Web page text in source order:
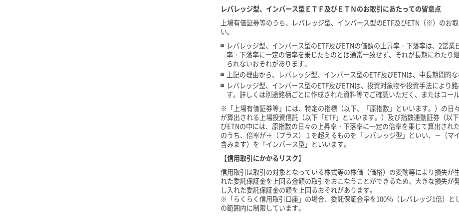
レバレッジ型、インバース型ＥＴＦ及びＥＴＮのお取引にあたっての留意点
上場有価証券等のうち、レバレッジ型、インバース型のETF及びETN（※）のお
い。
レバレッジ型、インバース型のETF及びETNの価額の上昇率・下落率は、2営
率・下落率に一定の倍率を乗じたものとは通常一致せず、それが長期にわたり
られないおそれがあります。
上記の理由から、レバレッジ型、インバース型のETF及びETNは、中長期間的
レバレッジ型、インバース型のETF及びETNは、投資対象物や投資手法により
す。詳しくは別途銘柄ごとに作成された資料等でご確認いただく、またはコー
※「上場有価証券等」には、特定の指標（以下、「原指数」といいます。）の日
が算出される上場投資信託（以下「ETF」といいます。）及び指数連動証券（以
びETNの中には、原指数の日々の上昇率・下落率に一定の倍率を乗じて算出され
のうち、倍率が＋（プラス）１を超えるものを「レバレッジ型」といい、－（マ
含みます）を「インバース型」といいます。
【信用取引にかかるリスク】
信用取引は取引の対象となっている株式等の株価（価格）の変動等により損失が
れた委託保証金を上回る金額の取引をおこなうことができるため、大きな損失が
し入れた委託保証金の額を上回るおそれがあります。
※「らくらく信用取引口座」の場合、委託保証金率を100％（レバレッジ1倍）
の範囲内に制限しています。